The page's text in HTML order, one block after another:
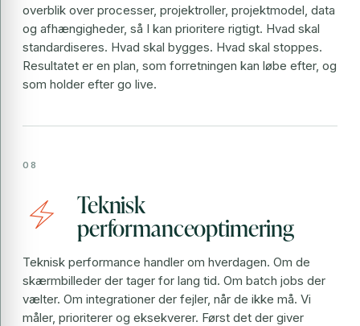
overblik over processer, projektroller, projektmodel, data
og afhængigheder, så I kan prioritere rigtigt. Hvad skal
standardiseres. Hvad skal bygges. Hvad skal stoppes.
Resultatet er en plan, som forretningen kan løbe efter, og
som holder efter go live.
electric_bolt Teknisk
performanceoptimering
Teknisk performance handler om hverdagen. Om de
skærmbilleder der tager for lang tid. Om batch jobs der
vælter. Om integrationer der fejler, når de ikke må. Vi
måler, prioriterer og eksekverer. Først det der giver